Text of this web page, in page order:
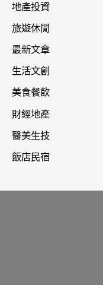
地產投資
旅遊休閒
最新文章
生活文創
美食餐飲
財經地產
醫美生技
飯店民宿